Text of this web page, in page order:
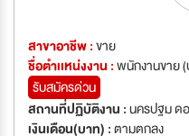
สาขาอาชีพ :ขาย
ชื่อตำเเหน่งงาน :พนักงานขาย
รับสมัครด่วน
สถานที่ปฏิบัติงาน :นครปฐม ด
เงินเดือน(บาท) :ตามตกลง